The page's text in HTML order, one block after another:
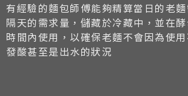
有經驗的麵包師傅能夠精算當日的老
隔天的需求量，儲藏於冷藏中，並在
時間內使用，以確保老麵不會因為使
發酸甚至是出水的狀況